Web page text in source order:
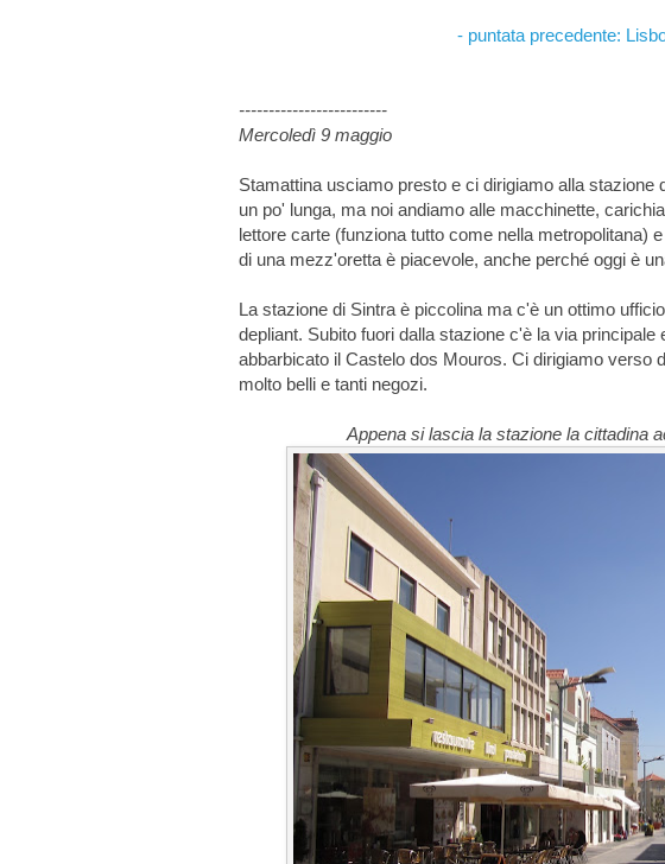
- puntata precedente:
-------------------------
Mercoledì 9 maggio
Stamattina usciamo presto e ci dirigiamo alla stazione
un po' lunga, ma noi andiamo alle macchinette,
lettore carte (funziona tutto come nella metropolitana)
di una mezz'oretta è piacevole, anche perché oggi è
La stazione di Sintra è piccolina ma c'è un ottimo
depliant. Subito fuori dalla stazione c'è la via
abbarbicato il Castelo dos Mouros. Ci dirigiamo verso
molto belli e tanti negozi.
Appena si lascia la stazione la cittadina